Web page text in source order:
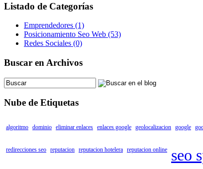
Listado de Categorías
Emprendedores (1)
Posicionamiento Seo Web (53)
Redes Sociales (0)
Buscar en Archivos
Nube de Etiquetas
algoritmo dominio eliminar enlaces enlaces google geolocalizacion google
redirecciones seo reputacion reputacion hotelera reputacion online seo